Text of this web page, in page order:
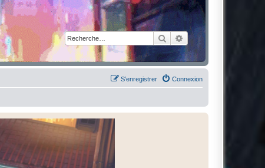
RechercherRecherche avancée
Connexion
S’enregistrer